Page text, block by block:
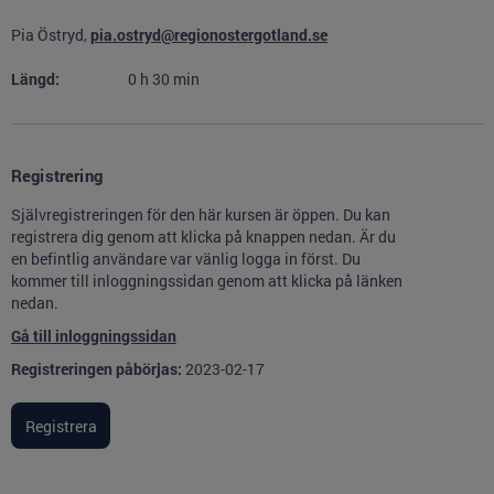
Pia Östryd, pia.ostryd@regionostergotland.se
Längd: 0 h 30 min
Registrering
Självregistreringen för den här kursen är öppen. Du kan
registrera dig genom att klicka på knappen nedan. Är du
en befintlig användare var vänlig logga in först. Du
kommer till inloggningssidan genom att klicka på länken
nedan.
Gå till inloggningssidan
Registreringen påbörjas: 2023-02-17